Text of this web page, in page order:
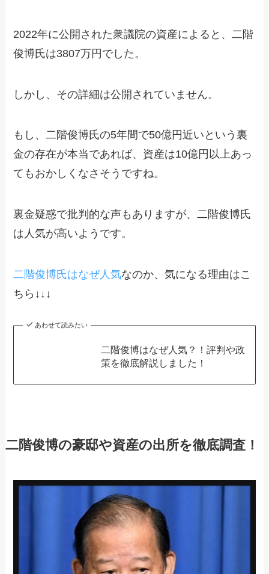
2022年に公開された衆議院の資産によると、二階
俊博氏は3807万円でした。
しかし、その詳細は公開されていません。
もし、二階俊博氏の5年間で50億円近いという裏
金の存在が本当であれば、資産は10億円以上あっ
てもおかしくなさそうですね。
裏金疑惑で批判的な声もありますが、二階俊博氏
は人気が高いようです。
二階俊博氏はなぜ人気なのか、気になる理由はこ
ちら↓↓↓
あわせて読みたい
二階俊博はなぜ人気？！評判や政
策を徹底解説しました！
二階俊博の豪邸や資産の出所を徹底調査！